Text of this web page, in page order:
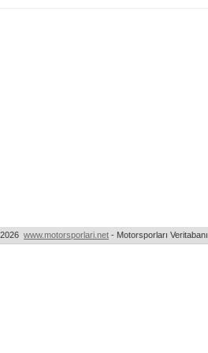
www.motorsporlari.net - Motorsporları Veritabanı